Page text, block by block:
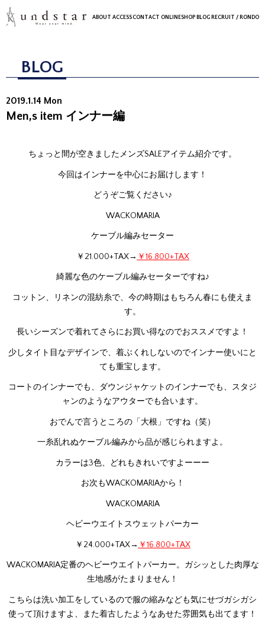
ABOUT ACCESSCONTACT ONLINESHOP BLOG RECRUIT / RONDO
BLOG
2019.1.14 Mon
Men,s item インナー編
ちょっと間が空きましたメンズSALEアイテム紹介です。
今回はインナーを中心にお届けします！
どうぞご覧ください♪
WACKOMARIA
ケーブル編みセーター
￥21.000+TAX→ ￥16.800+TAX
綺麗な色のケーブル編みセーターですね♪
コットン、リネンの混紡糸で、今の時期はもちろん春にも使えま
す。
長いシーズンで着れてさらにお買い得なのでおススメですよ！
少しタイト目なデザインで、着ぶくれしないのでインナー使いにと
ても重宝します。
コートのインナーでも、ダウンジャケットのインナーでも、スタジ
ャンのようなアウターでも合います。
おでんで言うところの「大根」ですね（笑）
一糸乱れぬケーブル編みから品が感じられますよ。
カラーは3色、どれもきれいですよーーー
お次もWACKOMARIAから！
WACKOMARIA
ヘビーウエイトスウェットパーカー
￥24.000+TAX→ ￥16.800+TAX
WACKOMARIA定番のヘビーウエイトパーカー。ガシッとした肉厚な
生地感がたまりません！
こちらは洗い加工をしているので服の縮みなども気にせづガシガシ
使って頂けますよ、また着古したようなあせた雰囲気も出てます！